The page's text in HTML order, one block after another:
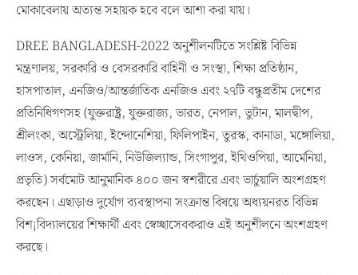
মোকাবেলায় অত্যন্ত সহায়ক হবে বলে আশা করা যায়।
DREE BANGLADESH-2022 অনুশীলনটিতে সংশ্লিষ্ট বিভিন্ন
মন্ত্রণালয়, সরকারি ও বেসরকারি বাহিনী ও সংস্থা, শিক্ষা প্রতিষ্ঠান,
হাসপাতাল, এনজিও/আন্তর্জাতিক এনজিও এবং ২৭টি বন্ধুপ্রতীম দেশের
প্রতিনিধিগণসহ (যুক্তরাষ্ট্র, যুক্তরাজ্য, ভারত, নেপাল, ভুটান, মালদ্বীপ,
শ্রীলংকা, অস্ট্রেলিয়া, ইন্দোনেশিয়া, ফিলিপাইন, তুরস্ক, কানাডা, মঙ্গোলিয়া,
লাওস, কেনিয়া, জার্মানি, নিউজিল্যান্ড, সিংগাপুর, ইথিওপিয়া, আর্মেনিয়া,
প্রভৃতি) সর্বমোট আনুমানিক ৪০০ জন স্বশরীরে এবং ভার্চুয়ালি অংশগ্রহণ
করছেন। এছাড়াও দুর্যোগ ব্যবস্থাপনা সংক্রান্ত বিষয়ে অধ্যয়নরত বিভিন্ন
বিশ¡বিদ্যালয়ের শিক্ষার্থী এবং স্বেচ্ছাসেবকরাও এই অনুশীলনে অংশগ্রহণ
করছে।